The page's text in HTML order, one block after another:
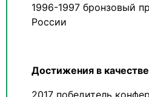
1996-1997 бронзовый
России
Достижения в
2017 победитель